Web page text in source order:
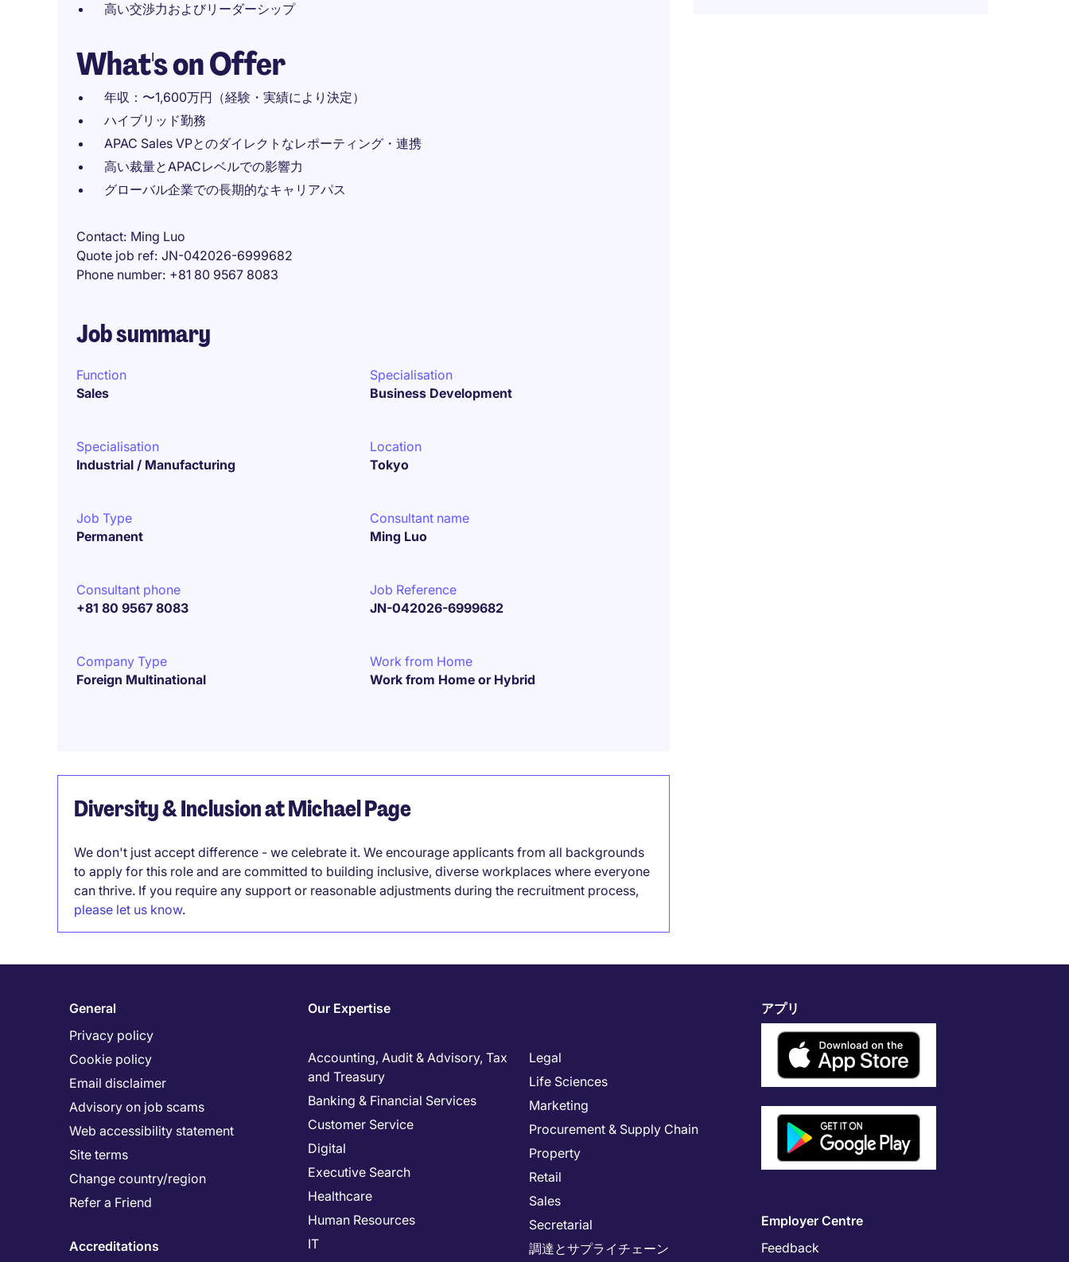
高い交渉力およびリーダーシップ
What's on Offer
年収：〜1,600万円（経験・実績により決定）
ハイブリッド勤務
APAC Sales VPとのダイレクトなレポーティング・連携
高い裁量とAPACレベルでの影響力
グローバル企業での長期的なキャリアパス
Contact Ming Luo
Quote job ref JN-042026-6999682
Phone number +81 80 9567 8083
Job summary
Function
Sales
Specialisation
Business Development
Specialisation
Industrial / Manufacturing
Location
Tokyo
Job Type
Permanent
Consultant name
Ming Luo
Consultant phone
+81 80 9567 8083
Job Reference
JN-042026-6999682
Company Type
Foreign Multinational
Work from Home
Work from Home or Hybrid
Diversity & Inclusion at Michael Page
We don't just accept difference - we celebrate it. We encourage applicants from all backgrounds
to apply for this role and are committed to building inclusive, diverse workplaces where everyone
can thrive. If you require any support or reasonable adjustments during the recruitment process,
please let us know.
General
Privacy policy
Cookie policy
Email disclaimer
Advisory on job scams
Web accessibility statement
Site terms
Change country/region
Refer a Friend
Accreditations
Our Expertise
Accounting, Audit & Advisory, Tax
and Treasury
Banking & Financial Services
Customer Service
Digital
Executive Search
Healthcare
Human Resources
IT
Legal
Life Sciences
Marketing
Procurement & Supply Chain
Property
Retail
Sales
Secretarial
調達とサプライチェーン
アプリ
Employer Centre
Feedback